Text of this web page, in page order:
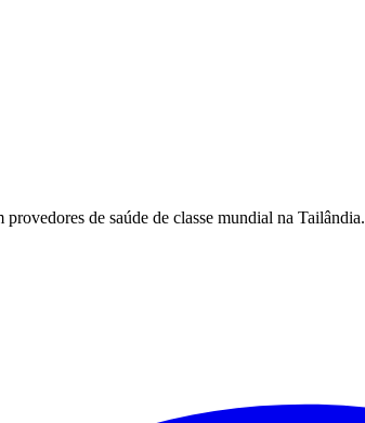
de saúde de classe mundial na Tailândia.